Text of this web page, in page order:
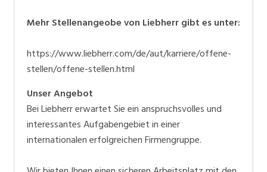
Mehr Stellenangeobe von Liebherr gibt es unter:
https://www.liebherr.com/de/aut/karriere/offene-
stellen/offene-stellen.html
Unser Angebot
Bei Liebherr erwartet Sie ein anspruchsvolles und
interessantes Aufgabengebiet in einer
internationalen erfolgreichen Firmengruppe.